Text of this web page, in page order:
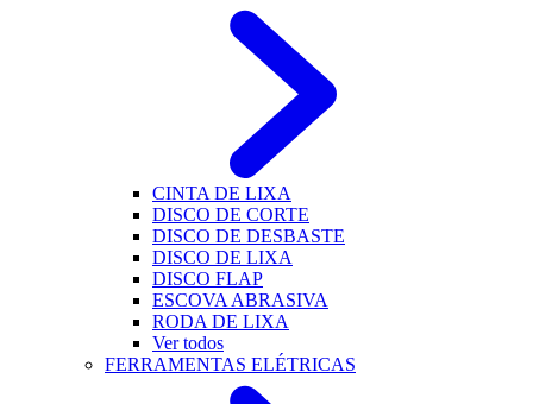
CINTA DE LIXA
DISCO DE CORTE
DISCO DE DESBASTE
DISCO DE LIXA
DISCO FLAP
ESCOVA ABRASIVA
RODA DE LIXA
Ver todos
FERRAMENTAS ELÉTRICAS